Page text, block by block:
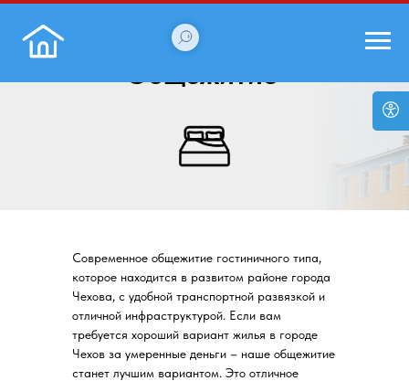
Общежитие
Современное общежитие гостиничного типа,
которое находится в развитом районе города
Чехова, с удобной транспортной развязкой и
отличной инфраструктурой. Если вам
требуется хороший вариант жилья в городе
Чехов за умеренные деньги – наше общежитие
станет лучшим вариантом. Это отличное